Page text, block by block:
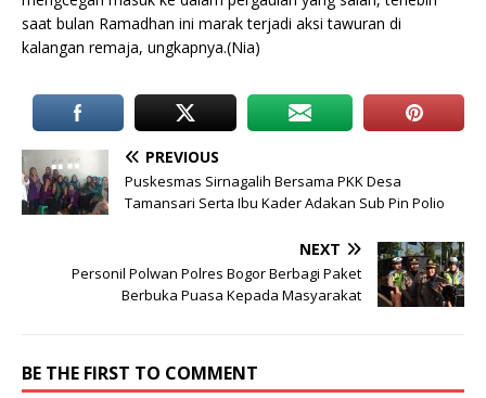
saat bulan Ramadhan ini marak terjadi aksi tawuran di
kalangan remaja, ungkapnya.(Nia)
PREVIOUS
Puskesmas Sirnagalih Bersama PKK Desa
Tamansari Serta Ibu Kader Adakan Sub Pin Polio
NEXT
Personil Polwan Polres Bogor Berbagi Paket
Berbuka Puasa Kepada Masyarakat
BE THE FIRST TO COMMENT